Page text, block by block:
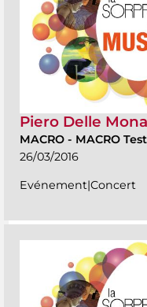
Piero Delle
MACRO - MACRO
26/03/2016
Evénement|Concert